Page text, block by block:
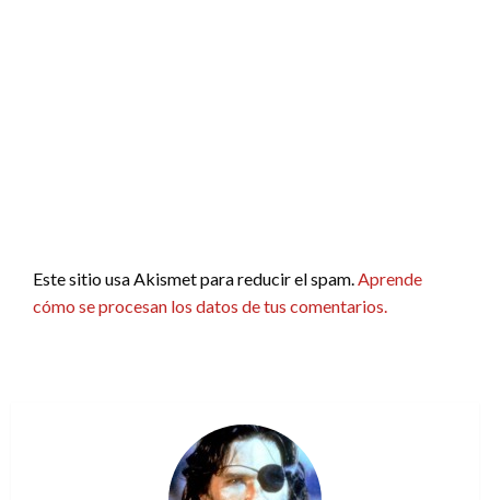
Este sitio usa Akismet para reducir el spam.Aprende
cómo se procesan los datos de tus comentarios.